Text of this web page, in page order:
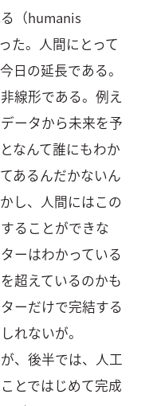
（humanis
た。人間にとって
日の延長である。
線形である。例え
ータから未来を予
なんて誰にもわか
あるんだかないん
し、人間にはこの
ることができな
ーはわかっている
超えているのかも
ーだけで完結する
れないが。
、後半では、人工
とではじめて完成